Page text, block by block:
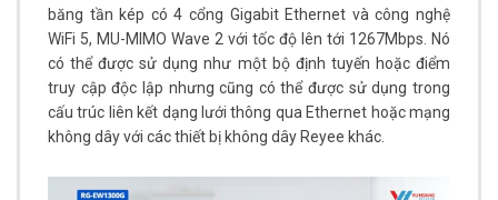
băng tần kép có 4 cổng Gigabit Ethernet và công nghệ
WiFi 5, MU-MIMO Wave 2 với tốc độ lên tới 1267Mbps. Nó
có thể được sử dụng như một bộ định tuyến hoặc điểm
truy cập độc lập nhưng cũng có thể được sử dụng trong
cấu trúc liên kết dạng lưới thông qua Ethernet hoặc mạng
không dây với các thiết bị không dây Reyee khác.